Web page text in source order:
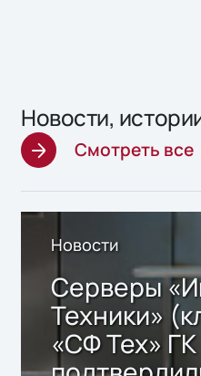
Новости,
Смотреть все
Новости
Серверы
Техники»
«СФ Тех»